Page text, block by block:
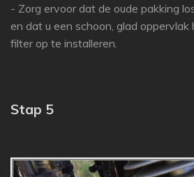
- Zorg ervoor dat de oude pakking
en dat u een schoon, glad
filter op te installeren.
Stap 5